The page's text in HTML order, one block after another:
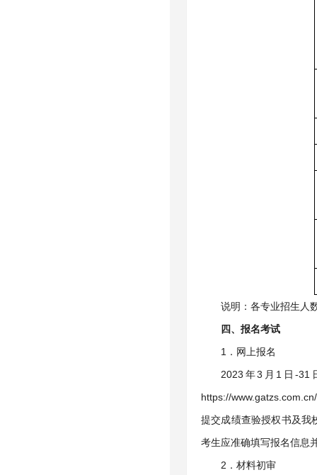
说明：各专业招生人
四、报名考试
1．网上报名
2023年3月1日-
https://
提交成绩查验授权书及我
考生应准确填写报名信息
2．材料初审